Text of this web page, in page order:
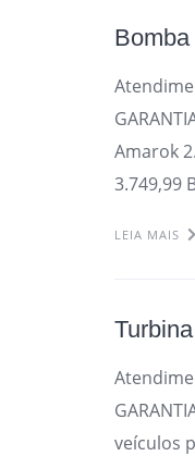
Amarok
3.749,99
LEIA MAIS
veículos